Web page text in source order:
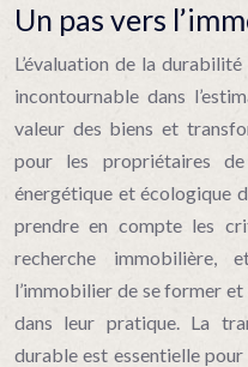
Un pas vers
L’évaluation de la
incontournable dans
valeur des biens et
pour les propriétaires
énergétique et écologique
prendre en compte les
recherche immobilière,
l’immobilier de se former
dans leur pratique. La
durable est essentielle pour